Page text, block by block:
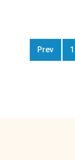
Prev 1